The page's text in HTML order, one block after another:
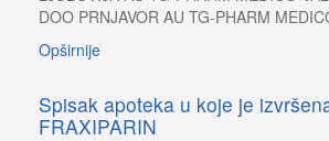
DOO PRNJAVOR AU TG-PHARM
Opširnije
Spisak apoteka u koje je
FRAXIPARIN